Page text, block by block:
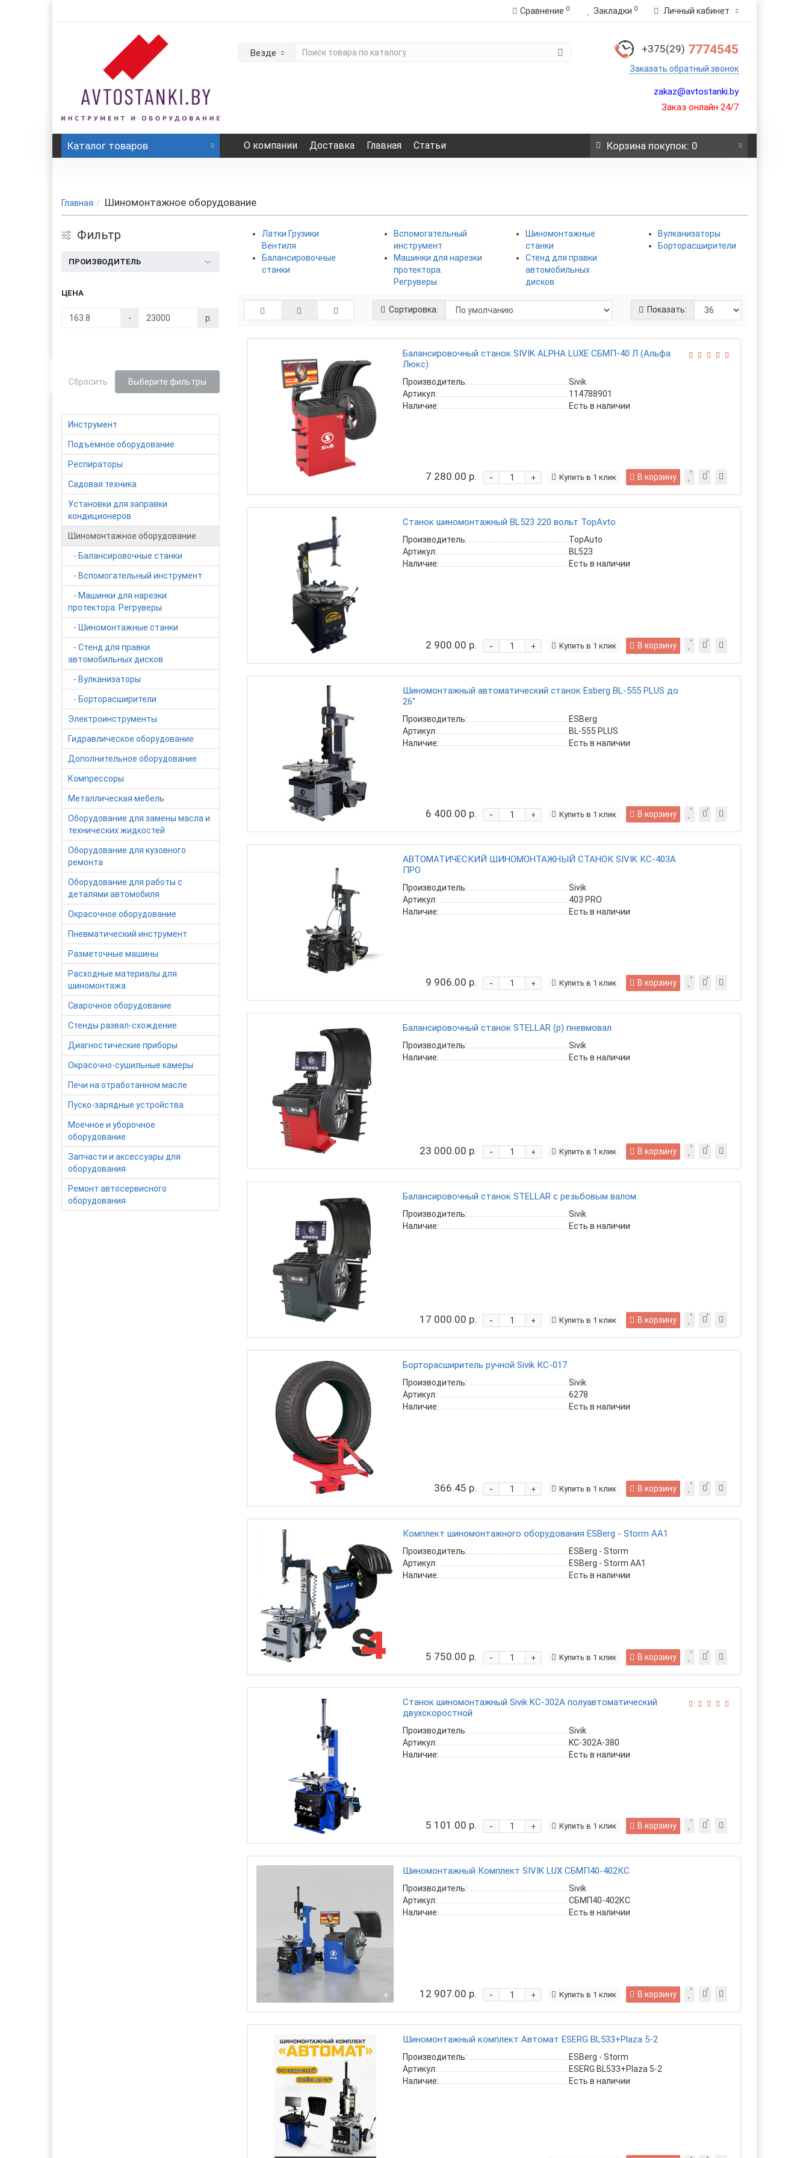
Сравнение 0 Закладки 0 Личный кабинет
Везде +375(29) 7774545
Заказать обратный звонок
zakaz@avtostanki.by
Заказ онлайн 24/7
Каталог товаров О компании Доставка Главная Статьи Корзинапокупок: 0
Главная Шиномонтажное оборудование
Фильтр
ПРОИЗВОДИТЕЛЬ
ЦЕНА
- р.
Сбросить Выберите фильтры
Инструмент
Подъемное оборудование
Респираторы
Садовая техника
Установки для заправки
кондиционеров
Шиномонтажное оборудование
- Балансировочные станки
- Вспомогательный инструмент
- Машинки для нарезки
протектора. Регруверы
- Шиномонтажные станки
- Стенд для правки
автомобильных дисков
- Вулканизаторы
- Борторасширители
Электроинструменты
Гидравлическое оборудование
Дополнительное оборудование
Компрессоры
Металлическая мебель
Оборудование для замены масла и
технических жидкостей
Оборудование для кузовного
ремонта
Оборудование для работы с
деталями автомобиля
Окрасочное оборудование
Пневматический инструмент
Разметочные машины
Расходные материалы для
шиномонтажа
Сварочное оборудование
Стенды развал-схождение
Диагностические приборы
Окрасочно-сушильные камеры
Печи на отработанном масле
Пуско-зарядные устройства
Моечное и уборочное
оборудование
Запчасти и аксессуары для
оборудования
Ремонт автосервисного
оборудования
Латки Грузики
Вентиля
Балансировочные
станки
Вспомогательный
инструмент
Машинки для нарезки
протектора.
Регруверы
Шиномонтажные
станки
Стенд для правки
автомобильных
дисков
Вулканизаторы
Борторасширители
Сортировка: Показать:
Балансировочный станок SIVIK ALPHA LUXE СБМП-40 Л (Альфа
Люкс)
Производитель:
Sivik
Артикул:
114788901
Наличие:
Есть в наличии
7 280.00 р. +
- В корзину
Купить в 1 клик
Станок шиномонтажный BL523 220 вольт TopAvto
Производитель:
TopAuto
Артикул:
BL523
Наличие:
Есть в наличии
2 900.00 р. +
- В корзину
Купить в 1 клик
Шиномонтажный автоматический станок Esberg BL-555 PLUS до
26"
Производитель:
ESBerg
Артикул:
BL-555 PLUS
Наличие:
Есть в наличии
6 400.00 р. +
- В корзину
Купить в 1 клик
АВТОМАТИЧЕСКИЙ ШИНОМОНТАЖНЫЙ СТАНОК SIVIK КС-403А
ПРО
Производитель:
Sivik
Артикул:
403 PRO
Наличие:
Есть в наличии
9 906.00 р. +
- В корзину
Купить в 1 клик
Балансировочный станок STELLAR (p) пневмовал
Производитель:
Sivik
Наличие:
Есть в наличии
23 000.00 р. +
- В корзину
Купить в 1 клик
Балансировочный станок STELLAR с резьбовым валом
Производитель:
Sivik
Наличие:
Есть в наличии
17 000.00 р. +
- В корзину
Купить в 1 клик
Борторасширитель ручной Sivik КС-017
Производитель:
Sivik
Артикул:
6278
Наличие:
Есть в наличии
366.45 р. +
- В корзину
Купить в 1 клик
Комплект шиномонтажного оборудования ESBerg - Storm АА1
Производитель:
ESBerg - Storm
Артикул:
ESBerg - Storm АА1
Наличие:
Есть в наличии
5 750.00 р. +
- В корзину
Купить в 1 клик
Станок шиномонтажный Sivik KC-302A полуавтоматический
двухскоростной
Производитель:
Sivik
Артикул:
KC-302A-380
Наличие:
Есть в наличии
5 101.00 р. +
- В корзину
Купить в 1 клик
Шиномонтажный Комплект SIVIK LUX СБМП40-402КС
Производитель:
Sivik
Артикул:
СБМП40-402КС
Наличие:
Есть в наличии
12 907.00 р. +
- В корзину
Купить в 1 клик
Шиномонтажный комплект Автомат ESERG BL533+Plaza 5-2
Производитель:
ESBerg - Storm
Артикул:
ESERG BL533+Plaza 5-2
Наличие:
Есть в наличии